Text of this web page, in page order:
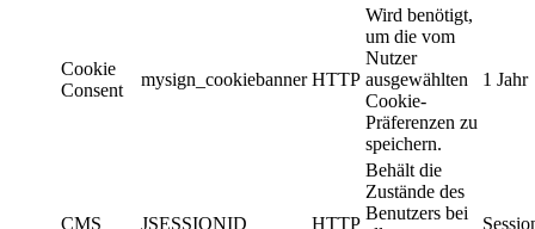
Cookie
Consent
mysign_cookiebanner HTTP
Wird benötigt,
um die vom
Nutzer
ausgewählten
Cookie-
Präferenzen zu
speichern.
1 Jahr
CMS JSESSIONID HTTP
Behält die
Zustände des
Benutzers bei